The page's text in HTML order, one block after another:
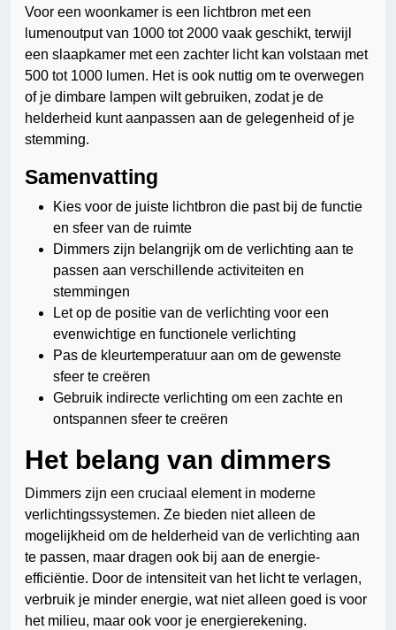
Voor een woonkamer is een lichtbron met een
lumenoutput van 1000 tot 2000 vaak geschikt, terwijl
een slaapkamer met een zachter licht kan volstaan met
500 tot 1000 lumen. Het is ook nuttig om te overwegen
of je dimbare lampen wilt gebruiken, zodat je de
helderheid kunt aanpassen aan de gelegenheid of je
stemming.
Samenvatting
Kies voor de juiste lichtbron die past bij de functie
en sfeer van de ruimte
Dimmers zijn belangrijk om de verlichting aan te
passen aan verschillende activiteiten en
stemmingen
Let op de positie van de verlichting voor een
evenwichtige en functionele verlichting
Pas de kleurtemperatuur aan om de gewenste
sfeer te creëren
Gebruik indirecte verlichting om een zachte en
ontspannen sfeer te creëren
Het belang van dimmers
Dimmers zijn een cruciaal element in moderne
verlichtingssystemen. Ze bieden niet alleen de
mogelijkheid om de helderheid van de verlichting aan
te passen, maar dragen ook bij aan de energie-
efficiëntie. Door de intensiteit van het licht te verlagen,
verbruik je minder energie, wat niet alleen goed is voor
het milieu, maar ook voor je energierekening.